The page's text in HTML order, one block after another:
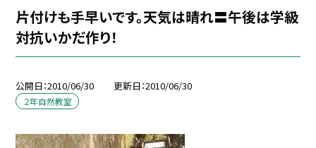
片付けも手早いです。天気は晴れ〓午後は学級
対抗いかだ作り！
公開日 2010/06/30 更新日 2010/06/30
２年自然教室